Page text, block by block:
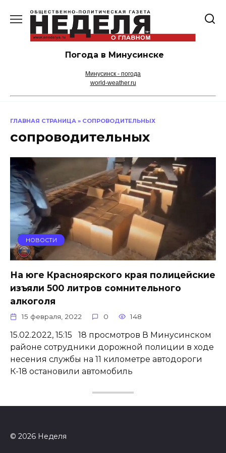
содержанию
Погода в Минусинске
Минусинск - погода
world-weather.ru
ГЛАВНАЯ СТРАНИЦА » СОПРОВОДИТЕЛЬНЫХ
сопроводительных
НОВОСТИ
На юге Красноярского края полицейские
изъяли 500 литров сомнительного
алкоголя
15 февраля, 2022 0 148
15.02.2022, 15:15 18 просмотров В Минусинском
районе сотрудники дорожной полиции в ходе
несения службы на 11 километре автодороги
К-18 остановили автомобиль
© 2026 Неделя